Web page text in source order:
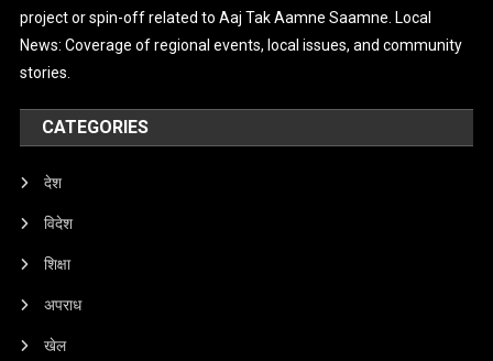
project or spin-off related to Aaj Tak Aamne Saamne. Local
News: Coverage of regional events, local issues, and community
stories.
CATEGORIES
देश
विदेश
शिक्षा
अपराध
खेल